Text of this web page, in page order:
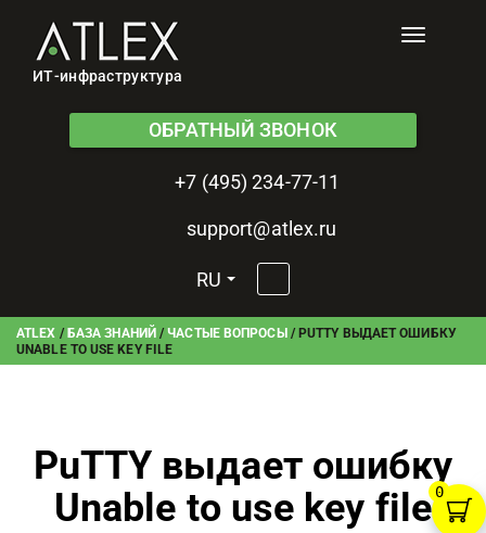
ИТ-инфраструктура
Toggle
ОБРАТНЫЙ ЗВОНОК
+7 (495) 234-77-11
support@atlex.ru
RU
ATLEX / БАЗА ЗНАНИЙ /ЧАСТЫЕ ВОПРОСЫ / PUTTY ВЫДАЕТ ОШИБКУ
UNABLE TO USE KEY FILE
PuTTY выдает ошибку
Unable to use key file 0